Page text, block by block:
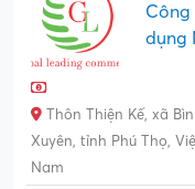
Công
dụng
Thôn Thiện Kế, xã
Xuyên, tỉnh Phú Thọ,
Nam